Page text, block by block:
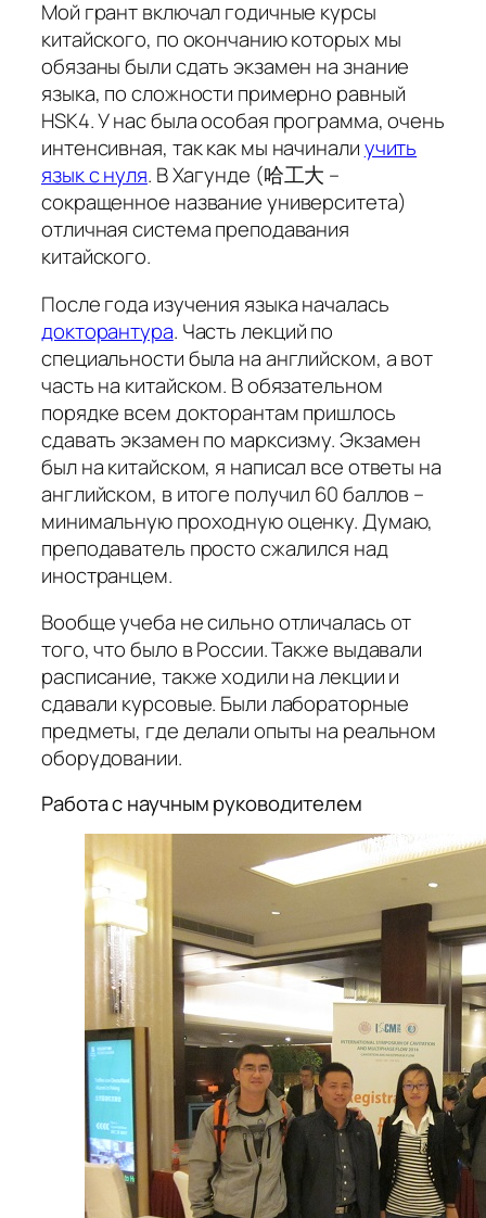
Мой грант включал годичные курсы
китайского, по окончанию которых мы
обязаны были сдать экзамен на знание
языка, по сложности примерно равный
HSK4. У нас была особая программа, очень
интенсивная, так как мы начиналиучить
язык с нуля. ВХагунде (哈工大 –
сокращенное название университета)
отличная система преподавания
китайского.
После года изучения языка началась
докторантура. Часть лекций по
специальности была на английском, а вот
часть на китайском. В обязательном
порядке всем докторантам пришлось
сдавать экзамен по марксизму. Экзамен
был на китайском, я написал все ответы на
английском, в итоге получил 60 баллов –
минимальную проходную оценку. Думаю,
преподаватель просто сжалился над
иностранцем.
Вообще учеба не сильно отличалась от
того, что было в России. Также выдавали
расписание, также ходили на лекции и
сдавали курсовые. Были лабораторные
предметы, где делали опыты на реальном
оборудовании.
Работа с научным руководителем